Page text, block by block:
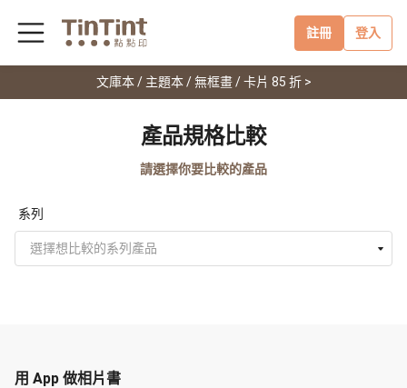
註冊 登入
文庫本 / 主題本 / 無框畫 / 卡片 85 折 >
產品規格比較
請選擇你要比較的產品
系列
選擇想比較的系列產品
用 App 做相片書